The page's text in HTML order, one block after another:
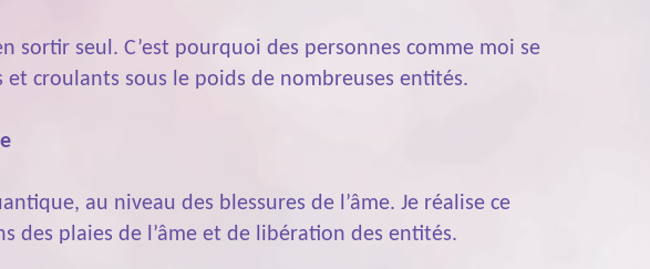
sortir seul. C’est pourquoi des personnes comme moi se
croulants sous le poids de nombreuses entités.
au niveau des blessures de l’âme. Je réalise ce
des plaies de l’âme et de libération des entités.